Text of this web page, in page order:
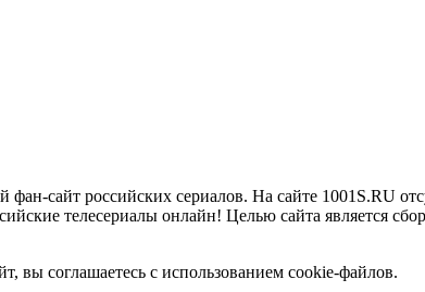
сайт российских сериалов. На сайте 1001S.RU
телесериалы онлайн! Целью сайта является
вы соглашаетесь с использованием cookie-файлов.